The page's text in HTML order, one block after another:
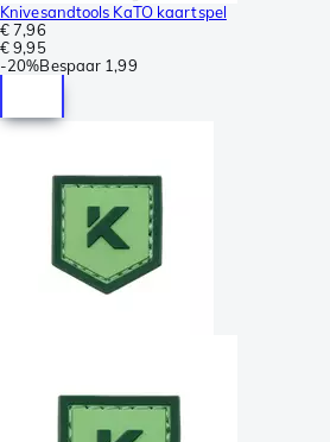
Knivesandtools KaTO kaartspel
€ 7,96
€ 9,95
-20%Bespaar 1,99